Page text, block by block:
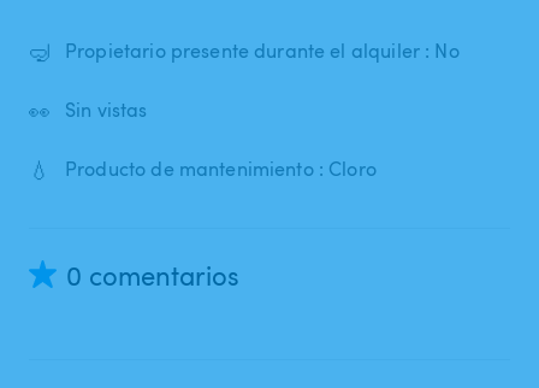
🤿 Propietario presente durante el alquiler : No
👀 Sin vistas
💧 Producto de mantenimiento : Cloro
0 comentarios